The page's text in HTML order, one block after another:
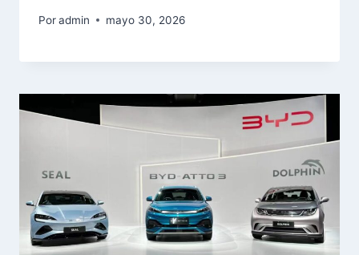
Poradmin mayo 30, 2026